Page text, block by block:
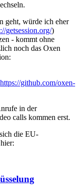
geht, würde ich eher
getsession.org/)
- kommt ohne
noch das Oxen
https://github.com/oxen-
in der
calls kommen erst.
die EU-